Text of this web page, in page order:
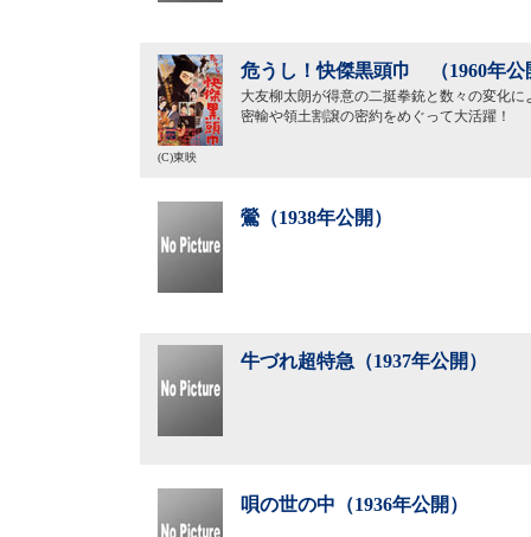
危うし！快傑黒頭巾 （1960年公
大友柳太朗が得意の二挺拳銃と数々の変化
密輸や領土割譲の密約をめぐって大活躍！
(C)東映
鶯（1938年公開）
牛づれ超特急（1937年公開）
唄の世の中（1936年公開）